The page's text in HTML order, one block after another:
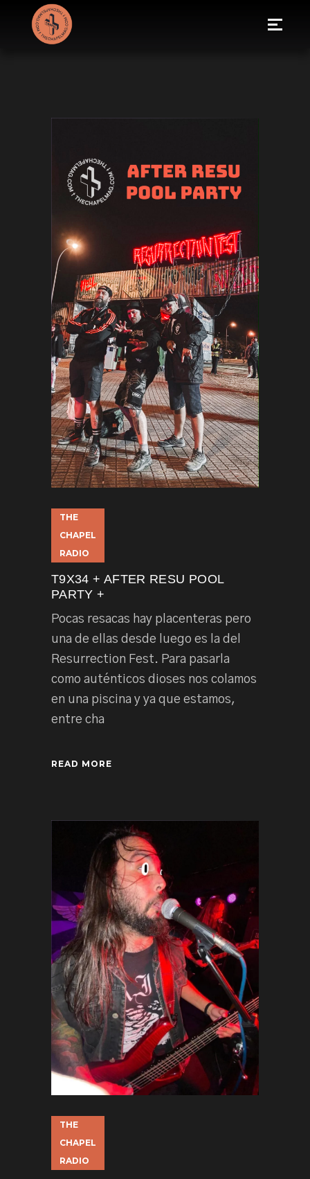
THE
CHAPEL
RADIO
T9X34 + AFTER RESU POOL
PARTY +
Pocas resacas hay placenteras pero
una de ellas desde luego es la del
Resurrection Fest. Para pasarla
como auténticos dioses nos colamos
en una piscina y ya que estamos,
entre cha
READ MORE
THE
CHAPEL
RADIO